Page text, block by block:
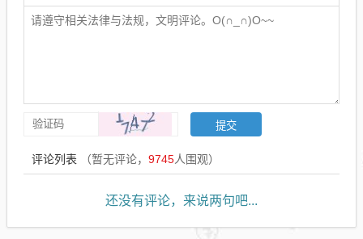
评论列表 （暂无评论， 9745人围观）
还没有评论，来说两句吧...